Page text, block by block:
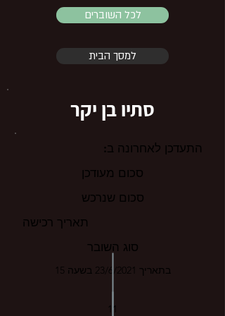
לכל השוברים
למסך הבית
סתיו בן יקר
התעדכן לאחרונה ב:
סכום מעודכן
סכום שנרכש
תאריך רכישה
סוג השובר
בתאריך 23/6/2021 בשעה 15
11